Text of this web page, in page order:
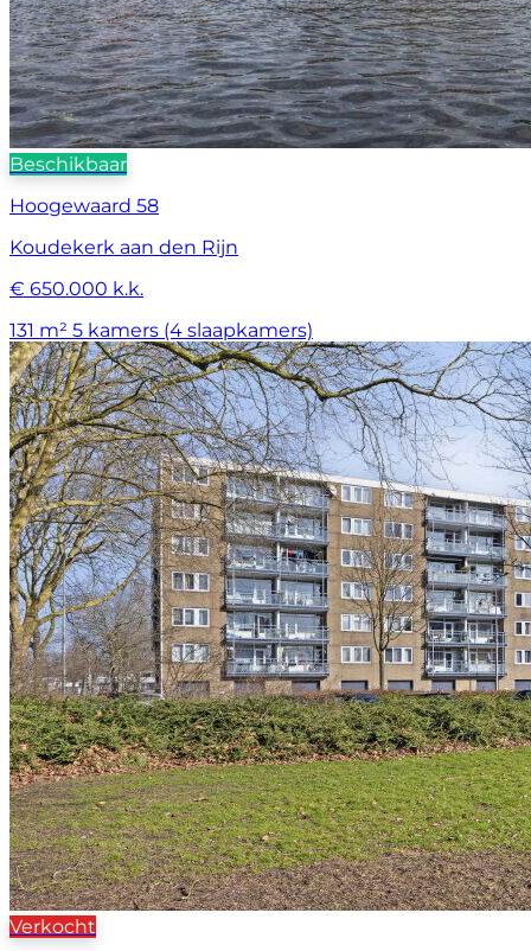
Beschikbaar
Hoogewaard 58
Koudekerk aan den Rijn
€ 650.000 k.k.
131 m² 5 kamers (4 slaapkamers)
Verkocht